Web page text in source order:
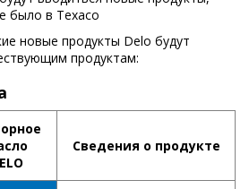
было в Texaco
новые продукты Delo будут
продуктам:
Сведения о продукте